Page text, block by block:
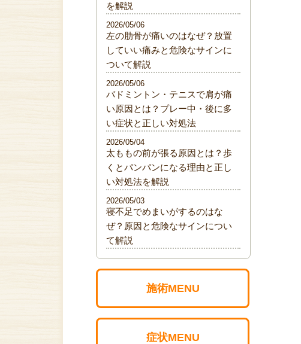
を解説
左の肋骨が痛いのはなぜ？放置
していい痛みと危険なサインに
ついて解説
2026/05/06
バドミントン・テニスで肩が痛
い原因とは？プレー中・後に多
い症状と正しい対処法
2026/05/06
太ももの前が張る原因とは？歩
くとパンパンになる理由と正し
い対処法を解説
2026/05/04
寝不足でめまいがするのはな
ぜ？原因と危険なサインについ
て解説
2026/05/03
施術MENU
症状MENU